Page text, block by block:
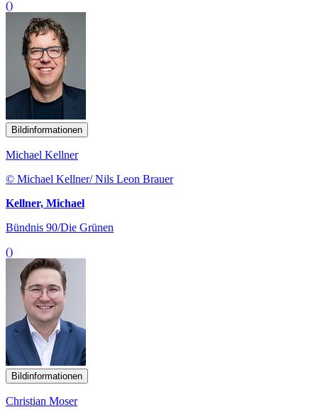
()
Bildinformationen
Michael Kellner
© Michael Kellner/ Nils Leon Brauer
Kellner, Michael
Bündnis 90/Die Grünen
()
Bildinformationen
Christian Moser